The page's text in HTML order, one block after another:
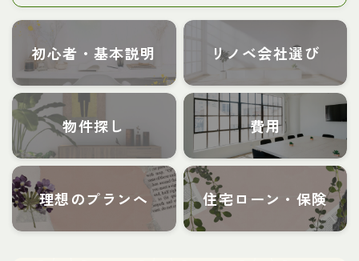
初心者・基本説明 リノベ会社選び
物件探し 費用
理想のプランへ 住宅ローン・保険